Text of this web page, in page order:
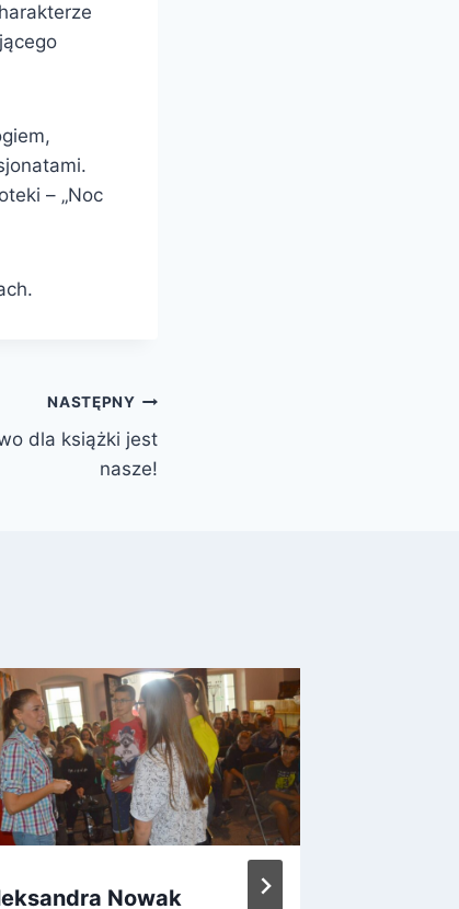
– „Noc
NASTĘPNY
dla książki jest
nasze!
Nowak